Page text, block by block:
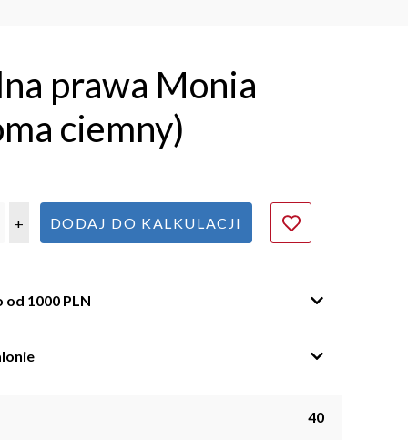
prawa Monia
ciemny)
+ DODAJ DO KALKULACJI
1000 PLN
40